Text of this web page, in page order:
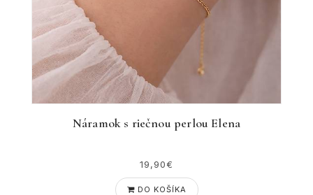
Náramok s riečnou perlou Elena
19,90€
DO KOŠÍKA